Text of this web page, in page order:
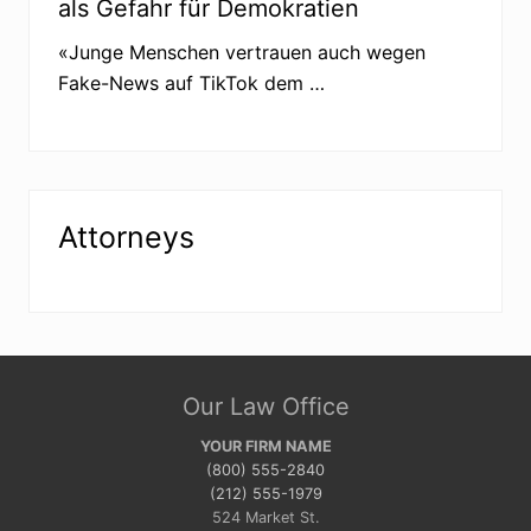
als Gefahr für Demokratien
«Junge Menschen vertrauen auch wegen
Fake-News auf TikTok dem …
Attorneys
Our Law Office
YOUR FIRM NAME
(800) 555-2840
(212) 555-1979
524 Market St.